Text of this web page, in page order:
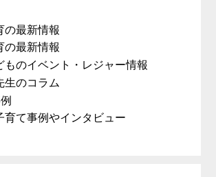
の最新情報
の最新情報
ものイベント・レジャー情報
生のコラム
育て事例やインタビュー